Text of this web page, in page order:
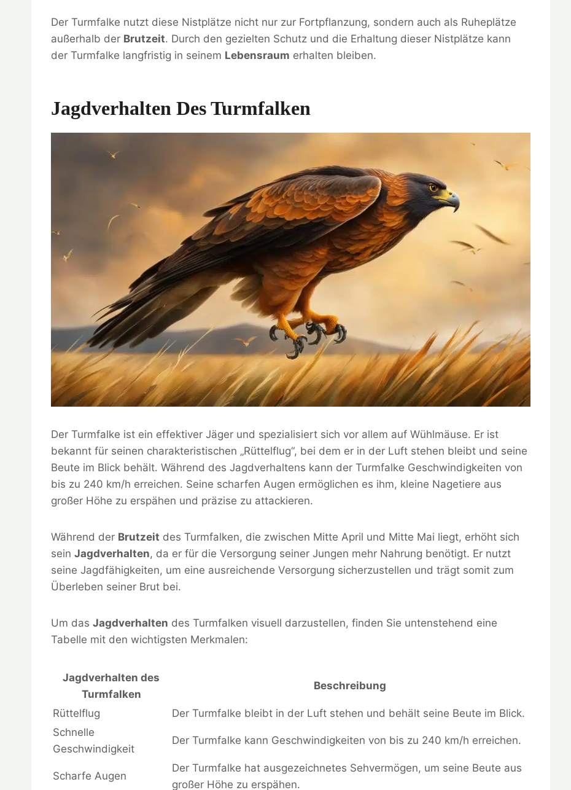
Der Turmfalke nutzt diese Nistplätze nicht nur zur Fortpflanzung, sondern auch als Ruheplätze
außerhalb der Brutzeit. Durch den gezielten Schutz und die Erhaltung dieser Nistplätze kann
der Turmfalke langfristig in seinem Lebensraum erhalten bleiben.
Jagdverhalten Des Turmfalken
Der Turmfalke ist ein effektiver Jäger und spezialisiert sich vor allem auf Wühlmäuse. Er ist
bekannt für seinen charakteristischen „Rüttelflug“, bei dem er in der Luft stehen bleibt und seine
Beute im Blick behält. Während des Jagdverhaltens kann der Turmfalke Geschwindigkeiten von
bis zu 240 km/h erreichen. Seine scharfen Augen ermöglichen es ihm, kleine Nagetiere aus
großer Höhe zu erspähen und präzise zu attackieren.
Während der Brutzeit des Turmfalken, die zwischen Mitte April und Mitte Mai liegt, erhöht sich
sein Jagdverhalten, da er für die Versorgung seiner Jungen mehr Nahrung benötigt. Er nutzt
seine Jagdfähigkeiten, um eine ausreichende Versorgung sicherzustellen und trägt somit zum
Überleben seiner Brut bei.
Um das Jagdverhalten des Turmfalken visuell darzustellen, finden Sie untenstehend eine
Tabelle mit den wichtigsten Merkmalen:
Jagdverhalten des
Turmfalken
Beschreibung
Rüttelflug
Der Turmfalke bleibt in der Luft stehen und behält seine Beute im Blick.
Schnelle
Geschwindigkeit
Der Turmfalke kann Geschwindigkeiten von bis zu 240 km/h erreichen.
Scharfe Augen
Der Turmfalke hat ausgezeichnetes Sehvermögen, um seine Beute aus
großer Höhe zu erspähen.